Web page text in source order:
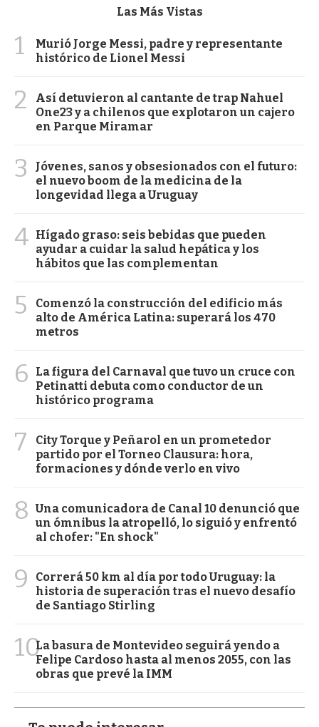
Las Más Vistas
1
Murió Jorge Messi, padre y representante
histórico de Lionel Messi
2
Así detuvieron al cantante de trap Nahuel
One23 y a chilenos que explotaron un cajero
en Parque Miramar
3
Jóvenes, sanos y obsesionados con el futuro:
el nuevo boom de la medicina de la
longevidad llega a Uruguay
4 Hígado graso: seis bebidas que pueden
ayudar a cuidar la salud hepática y los
hábitos que las complementan
5
Comenzó la construcción del edificio más
alto de América Latina: superará los 470
metros
6
La figura del Carnaval que tuvo un cruce con
Petinatti debuta como conductor de un
histórico programa
7
City Torque y Peñarol en un prometedor
partido por el Torneo Clausura: hora,
formaciones y dónde verlo en vivo
8 Una comunicadora de Canal 10 denunció que
un ómnibus la atropelló, lo siguió y enfrentó
al chofer: "En shock"
9
Correrá 50 km al día por todo Uruguay: la
historia de superación tras el nuevo desafío
de Santiago Stirling
10La basura de Montevideo seguirá yendo a
Felipe Cardoso hasta al menos 2055, con las
obras que prevé la IMM